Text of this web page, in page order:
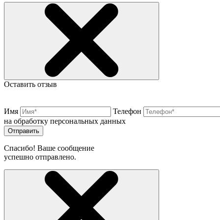
Оставить отзыв
Имя Телефон
на обработку персональных данных
Отправить
Спасибо! Ваше сообщение
успешно отправлено.